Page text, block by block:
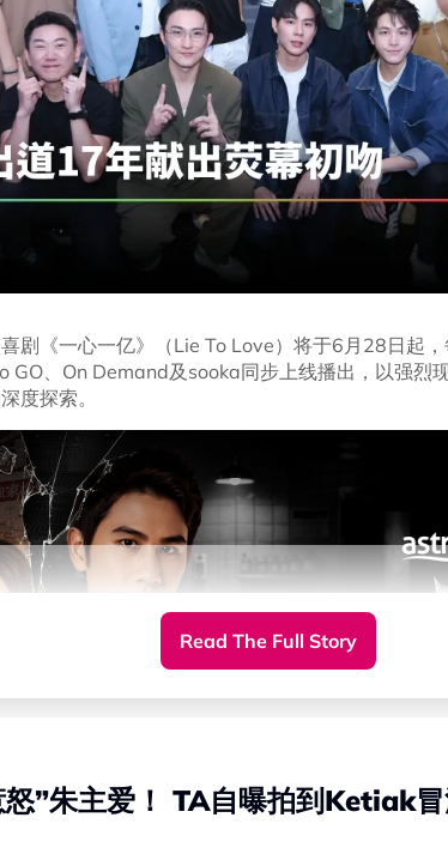
剧《一心一亿》（Lie To Love）将于6月28日起
GO、On Demand及sooka同步上线播出，以强烈
度探索。
Read The Full Story
”朱主爱！ TA自曝拍到Ketiak